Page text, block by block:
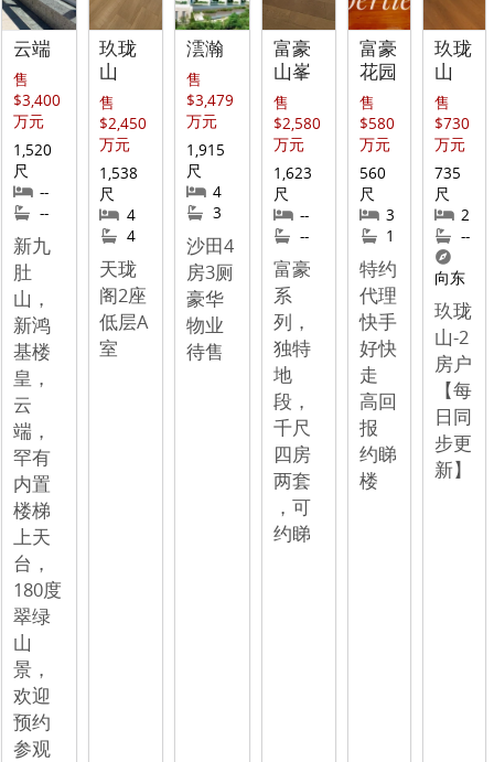
云端
售
$3,400
万元
1,520
尺
--
--
新九
肚
山，
新鸿
基楼
皇，
云
端，
罕有
内置
楼梯
上天
台，
180度
翠绿
山
景，
欢迎
预约
参观
玖珑
山
售
$2,450
万元
1,538
尺
4
4
天珑
阁2座
低层A
室
澐瀚
售
$3,479
万元
1,915
尺
4
3
沙田4
房3厕
豪华
物业
待售
富豪
山峯
售
$2,580
万元
1,623
尺
--
--
富豪
系
列，
独特
地
段，
千尺
四房
两套
，可
约睇
富豪
花园
售
$580
万元
560
尺
3
1
特约
代理
快手
好快
走
高回
报
约睇
楼
玖珑
山
售
$730
万元
735
尺
2
--
向东
玖珑
山-2
房户
【每
日同
步更
新】